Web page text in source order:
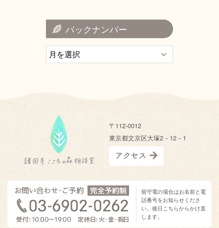
バックナンバー
〒112-0012
東京都文京区大塚2－12－1
留守電の場合はお名前と電
話番号をお知らせくださ
い。後日こちらからかけ直
します。